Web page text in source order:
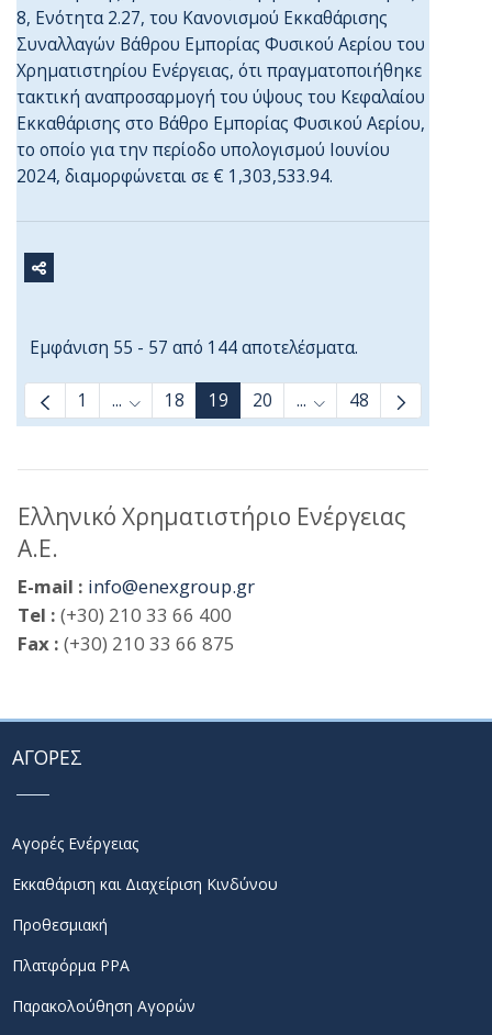
8, Ενότητα 2.27, του Κανονισμού Εκκαθάρισης
Συναλλαγών Βάθρου Εμπορίας Φυσικού Αερίου του
Χρηματιστηρίου Ενέργειας, ότι πραγματοποιήθηκε
τακτική αναπροσαρμογή του ύψους του Κεφαλαίου
Εκκαθάρισης στο Βάθρο Εμπορίας Φυσικού Αερίου,
το οποίο για την περίοδο υπολογισμού Ιουνίου
2024, διαμορφώνεται σε € 1,303,533.94.
Εμφάνιση 55 - 57 από 144 αποτελέσματα.
1 ... Ενδιάμεσες σελίδες Use TAB to navigate.
18 19 20 ... Ενδιάμεσες σελίδες
48
Ελληνικό Χρηματιστήριο Ενέργειας
Α.Ε.
E-mail : info@enexgroup.gr
Tel : (+30) 210 33 66 400
Fax : (+30) 210 33 66 875
ΑΓΟΡΕΣ
Αγορές Ενέργειας
Εκκαθάριση και Διαχείριση Κινδύνου
Προθεσμιακή
Πλατφόρμα PPA
Παρακολούθηση Αγορών